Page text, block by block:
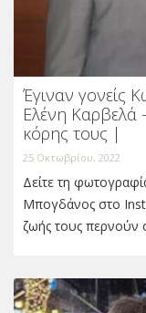
Έγιναν γονείς
Ελένη
κόρης τους |
25 Οκτωβρίου, 2022
Δείτε τη
Μπογδάνος στο
ζωής τους περνούν